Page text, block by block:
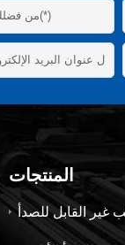
المنتجات
غير القابل للصدأ